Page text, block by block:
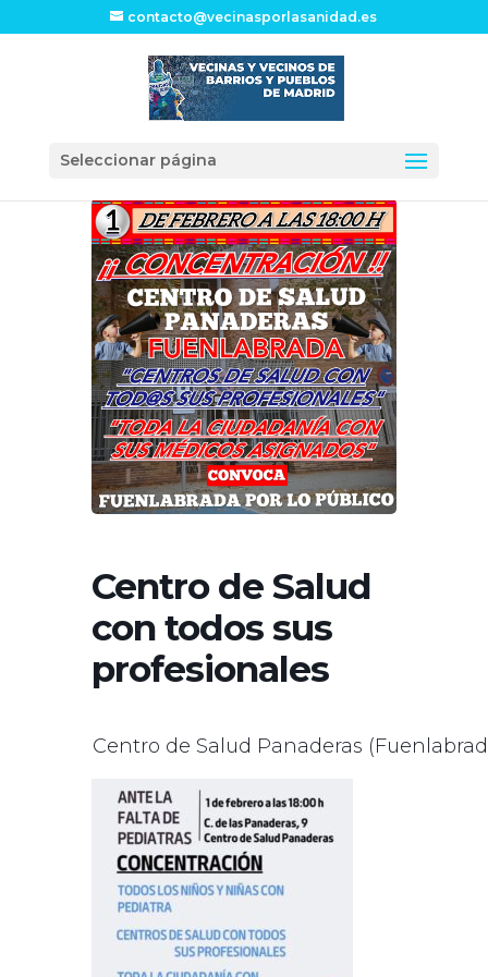
contacto@vecinasporlasanidad.es
Seleccionar página
Centro de Salud
con todos sus
profesionales
Centro de Salud Panaderas